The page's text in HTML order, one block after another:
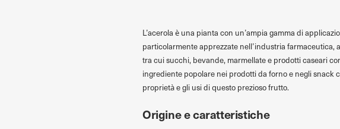
L’acerola è una pianta con un’ampia gamma di
particolarmente apprezzate nell’industria farmaceutica,
tra cui succhi, bevande, marmellate e prodotti caseari
ingrediente popolare nei prodotti da forno e negli snack
proprietà e gli usi di questo prezioso frutto.
Origine e caratteristiche